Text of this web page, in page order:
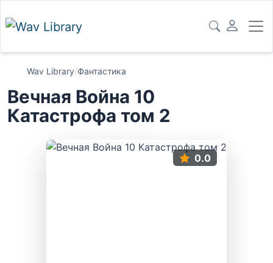
Wav Library/Фантастика
Вечная Война 10
Катастрофа том 2
0.0